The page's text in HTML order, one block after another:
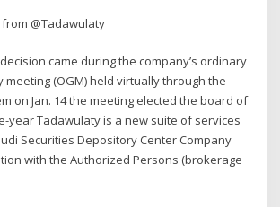
@Tadawulaty
decision came during the company’s ordinary
meeting (OGM) held virtually through the
on Jan. 14 the meeting elected the board of
year Tadawulaty is a new suite of services
Securities Depository Center Company
with the Authorized Persons (brokerage